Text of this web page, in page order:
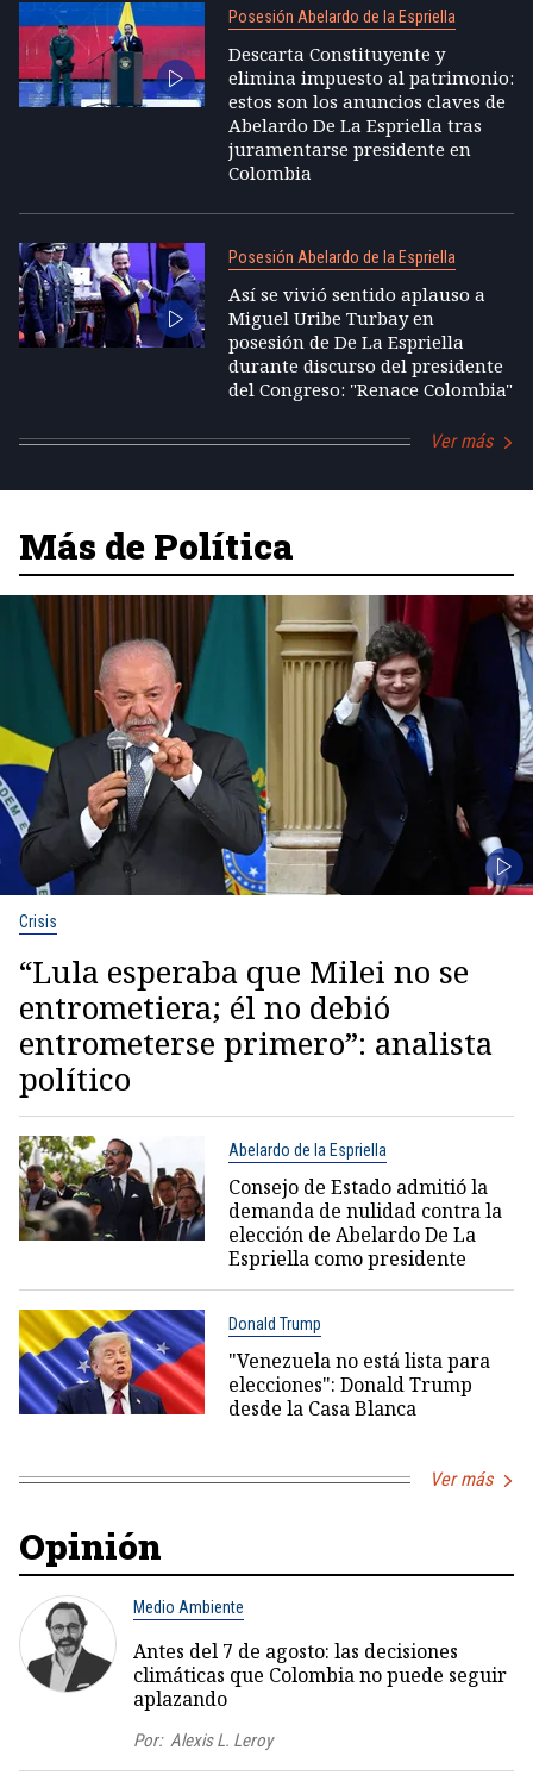
Posesión Abelardo de la Espriella
Descarta Constituyente y
elimina impuesto al patrimonio:
estos son los anuncios claves de
Abelardo De La Espriella tras
juramentarse presidente en
Colombia
Posesión Abelardo de la Espriella
Así se vivió sentido aplauso a
Miguel Uribe Turbay en
posesión de De La Espriella
durante discurso del presidente
del Congreso: "Renace Colombia"
Ver más
Más de Política
Crisis
“Lula esperaba que Milei no se
entrometiera; él no debió
entrometerse primero”: analista
político
Abelardo de la Espriella
Consejo de Estado admitió la
demanda de nulidad contra la
elección de Abelardo De La
Espriella como presidente
Donald Trump
"Venezuela no está lista para
elecciones": Donald Trump
desde la Casa Blanca
Ver más
Opinión
Medio Ambiente
Antes del 7 de agosto: las decisiones
climáticas que Colombia no puede seguir
aplazando
Por: Alexis L. Leroy